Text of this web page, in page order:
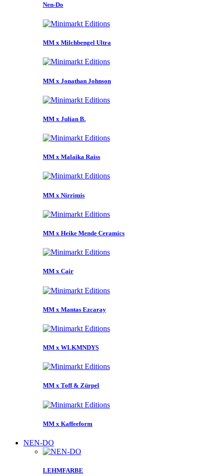
Nen-Do
MM x Milchbengel Ultra
MM x Jonathan Johnson
MM x Julian B.
MM x Malaika Raiss
MM x Nirrimis
MM x Heike Mende Ceramics
MM x Cair
MM x Mantas Ezcaray
MM x WLKMNDYS
MM x Toff & Zürpel
MM x Kaffeeform
NEN-DO
LEHMFARBE